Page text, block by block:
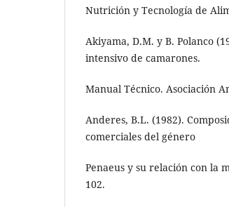
Nutrición y Tecnología de
Akiyama, D.M. y B. Polanco
intensivo de camarones.
Manual Técnico. Asociación
Anderes, B.L. (1982).
comerciales del género
Penaeus y su relación con la
102.